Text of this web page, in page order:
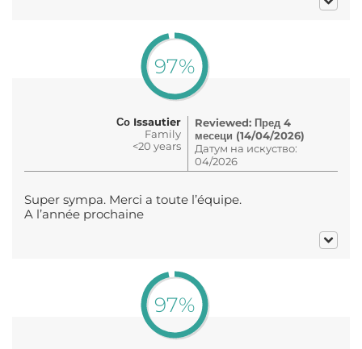
97%
Со Issautier
Family
<20 years
Reviewed: Пред 4
месеци (14/04/2026)
Датум на искуство:
04/2026
Super sympa. Merci a toute l’équipe.
A l’année prochaine
97%